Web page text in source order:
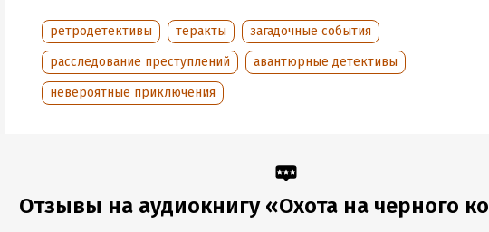
Подробная информация
Дата написания:1 января 2021
Год издания:2021
Дата поступления:12 сентября 2021
ISBN (EAN):9785041553234
ретродетективы теракты
загадочные события
расследование преступлений
авантюрные детективы
невероятные приключения
Отзывы на аудиокнигу «Охота на черного